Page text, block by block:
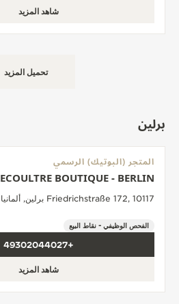
شاهد المزيد
تحميل المزيد
برلين
المتجر (البوتيك) الرسمي
BOUTIQUE - BERLIN
Friedrichstraße 172, 10117 برلين, ألمانيا
الفحص الوظيفي - نقاط البيع
+49302044027
شاهد المزيد